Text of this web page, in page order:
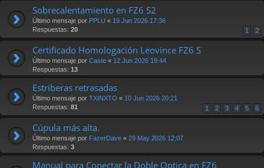
Sobrecalentamiento en FZ6 S2
Último mensaje por PPLU « 19 Jun 2026 17:36
Respuestas: 20 1 2
Certificado Homologación Leovince FZ6 S
Último mensaje por Caste « 12 Jun 2026 19:44
Respuestas: 13
Estriberas retrasadas
Último mensaje por TXINXTO « 10 Jun 2026 20:21
Respuestas: 81 1 2 3 4 5 6
Cúpula más alta.
Último mensaje por FazerDave « 29 May 2026 12:07
Respuestas: 3
Manual para Conectar la Doble Optica en FZ6